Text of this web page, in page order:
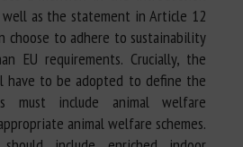
well as the statement in Article 12
choose to adhere to sustainability
EU requirements. Crucially, the
have to be adopted to define the
must include animal welfare
animal welfare schemes.